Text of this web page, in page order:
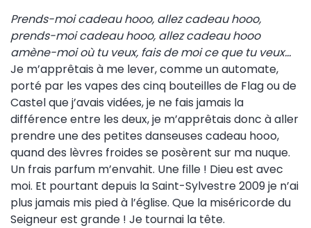
Prends-moi cadeau hooo, allez cadeau hooo,
prends-moi cadeau hooo, allez cadeau hooo
amène-moi où tu veux, fais de moi ce que tu veux…
Je m’apprêtais à me lever, comme un automate,
porté par les vapes des cinq bouteilles de Flag ou de
Castel que j’avais vidées, je ne fais jamais la
différence entre les deux, je m’apprêtais donc à aller
prendre une des petites danseuses cadeau hooo,
quand des lèvres froides se posèrent sur ma nuque.
Un frais parfum m’envahit. Une fille ! Dieu est avec
moi. Et pourtant depuis la Saint-Sylvestre 2009 je n’ai
plus jamais mis pied à l’église. Que la miséricorde du
Seigneur est grande ! Je tournai la tête.